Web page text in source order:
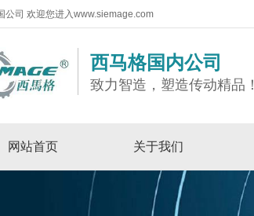
公司 欢迎您进入www.siemage.com
西马格国内公司
致力智造，塑造传动精品！
网站首页 关于我们